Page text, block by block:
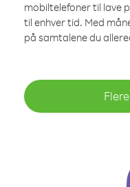
mobiltelefoner til lave
til enhver tid. Med
på samtalene du